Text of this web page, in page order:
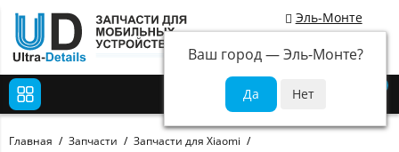
Эль-Монте
Ваш город —Эль-Монте?
Главная Запчасти Запчасти для Xiaomi